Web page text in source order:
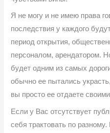
Я не могу и не имею права
последствия у каждого
период открытия,
персоналом, арендатором.
будет одним из самых
обычно ее пытались
вы просто ее отдаете
Если у Вас отсутствует
себя трактовать по